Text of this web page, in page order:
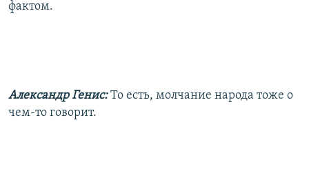
фактом.
Александр Генис:То есть, молчание народа тоже о
чем-то говорит.